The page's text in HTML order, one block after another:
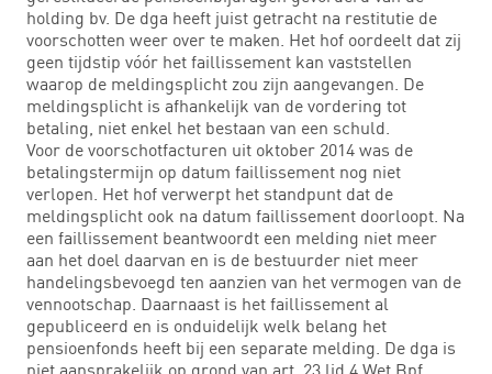
holding bv. De dga heeft juist getracht na restitutie de
voorschotten weer over te maken. Het hof oordeelt dat zij
geen tijdstip vóór het faillissement kan vaststellen
waarop de meldingsplicht zou zijn aangevangen. De
meldingsplicht is afhankelijk van de vordering tot
betaling, niet enkel het bestaan van een schuld.
Voor de voorschotfacturen uit oktober 2014 was de
betalingstermijn op datum faillissement nog niet
verlopen. Het hof verwerpt het standpunt dat de
meldingsplicht ook na datum faillissement doorloopt. Na
een faillissement beantwoordt een melding niet meer
aan het doel daarvan en is de bestuurder niet meer
handelingsbevoegd ten aanzien van het vermogen van de
vennootschap. Daarnaast is het faillissement al
gepubliceerd en is onduidelijk welk belang het
pensioenfonds heeft bij een separate melding. De dga is
niet aansprakelijk op grond van art. 23 lid 4 Wet Bpf.